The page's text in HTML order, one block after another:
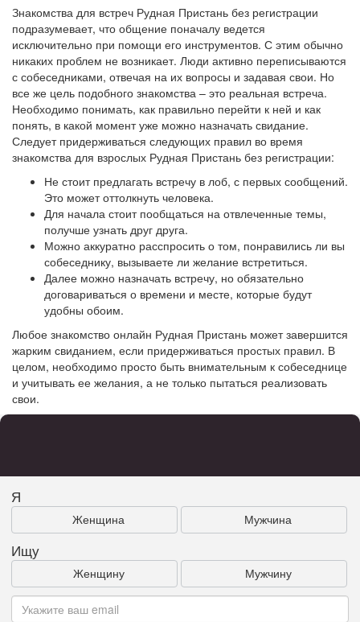
Знакомства для встреч Рудная Пристань без регистрации
подразумевает, что общение поначалу ведется
исключительно при помощи его инструментов. С этим обычно
никаких проблем не возникает. Люди активно переписываются
с собеседниками, отвечая на их вопросы и задавая свои. Но
все же цель подобного знакомства – это реальная встреча.
Необходимо понимать, как правильно перейти к ней и как
понять, в какой момент уже можно назначать свидание.
Следует придерживаться следующих правил во время
знакомства для взрослых Рудная Пристань без регистрации:
Не стоит предлагать встречу в лоб, с первых сообщений.
Это может оттолкнуть человека.
Для начала стоит пообщаться на отвлеченные темы,
получше узнать друг друга.
Можно аккуратно расспросить о том, понравились ли вы
собеседнику, вызываете ли желание встретиться.
Далее можно назначать встречу, но обязательно
договариваться о времени и месте, которые будут
удобны обоим.
Любое знакомство онлайн Рудная Пристань может завершится
жарким свиданием, если придерживаться простых правил. В
целом, необходимо просто быть внимательным к собеседнице
и учитывать ее желания, а не только пытаться реализовать
свои.
Я
Женщина Мужчина
Ищу
Женщину Мужчину